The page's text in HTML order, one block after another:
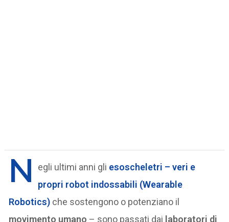
N egli ultimi anni gli esoscheletri – veri e
propri robot indossabili (Wearable
Robotics) che sostengono o potenziano il
movimento umano – sono passati dai laboratori di